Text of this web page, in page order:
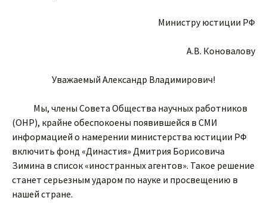
Министру юстиции РФ
А.В. Коновалову
Уважаемый Александр Владимирович!
Мы, члены Совета Общества научных работников
(ОНР), крайне обеспокоены появившейся в СМИ
информацией о намерении министерства юстиции РФ
включить фонд «Династия» Дмитрия Борисовича
Зимина в список «иностранных агентов». Такое решение
станет серьезным ударом по науке и просвещению в
нашей стране.